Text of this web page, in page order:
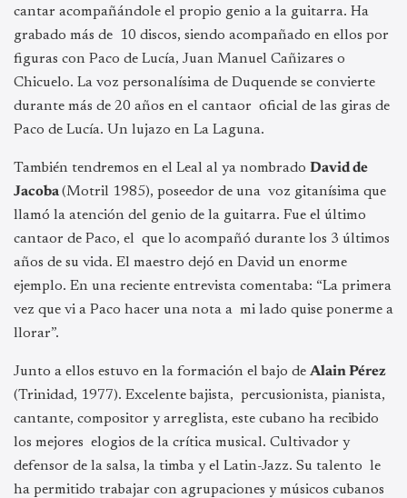
cantar acompañándole el propio genio a la guitarra. Ha
grabado más de 10 discos, siendo acompañado en ellos por
figuras con Paco de Lucía, Juan Manuel Cañizares o
Chicuelo. La voz personalísima de Duquende se convierte
durante más de 20 años en el cantaor oficial de las giras de
Paco de Lucía. Un lujazo en La Laguna.
También tendremos en el Leal al ya nombrado David de
Jacoba(Motril 1985), poseedor de una voz gitanísima que
llamó la atención del genio de la guitarra. Fue el último
cantaor de Paco, el que lo acompañó durante los 3 últimos
años de su vida. El maestro dejó en David un enorme
ejemplo. En una reciente entrevista comentaba: “La primera
vez que vi a Paco hacer una nota a mi lado quise ponerme a
llorar”.
Junto a ellos estuvo en la formación el bajo de Alain Pérez
(Trinidad, 1977). Excelente bajista, percusionista, pianista,
cantante, compositor y arreglista, este cubano ha recibido
los mejores elogios de la crítica musical. Cultivador y
defensor de la salsa, la timba y el Latin-Jazz. Su talento le
ha permitido trabajar con agrupaciones y músicos cubanos